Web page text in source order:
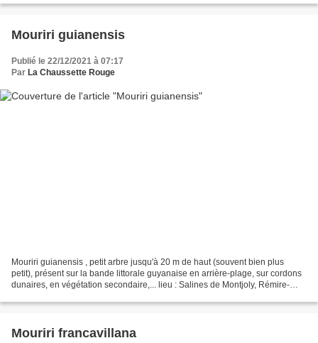
Mouriri guianensis
Publié le 22/12/2021 à 07:17
Par La Chaussette Rouge
Mouriri guianensis , petit arbre jusqu'à 20 m de haut (souvent bien plus
petit), présent sur la bande littorale guyanaise en arrière-plage, sur cordons
dunaires, en végétation secondaire,... lieu : Salines de Montjoly, Rémire-
Mouriri francavillana